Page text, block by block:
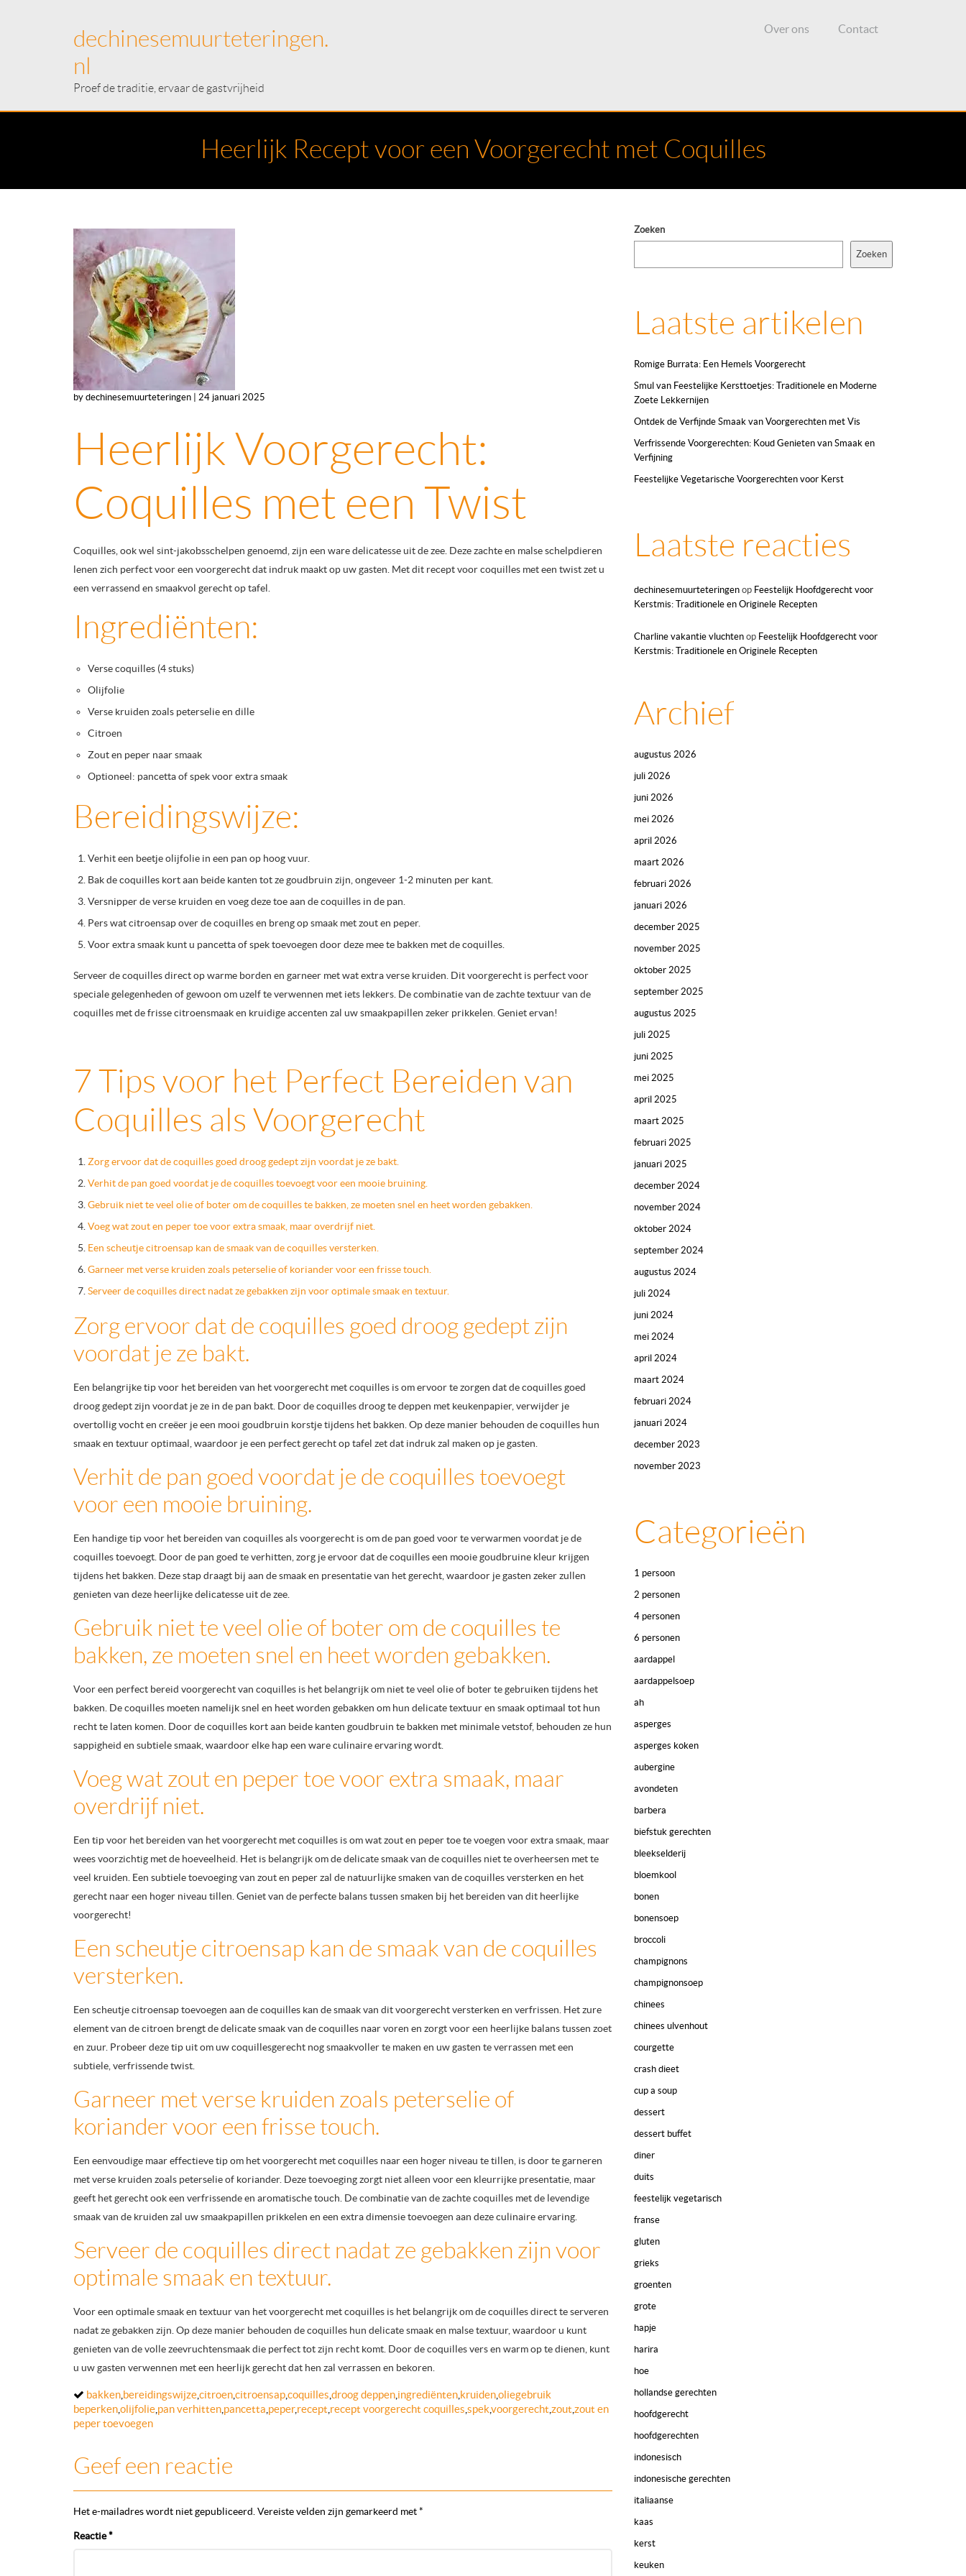
dechinesemuurteteringen.
nl
Proef de traditie, ervaar de gastvrijheid
Over ons Contact
Heerlijk Recept voor een Voorgerecht met Coquilles
by dechinesemuurteteringen | 24 januari 2025
Heerlijk Voorgerecht:
Coquilles met een Twist
Coquilles, ook wel sint-jakobsschelpen genoemd, zijn een ware delicatesse uit de zee. Deze zachte en malse schelpdieren
lenen zich perfect voor een voorgerecht dat indruk maakt op uw gasten. Met dit recept voor coquilles met een twist zet u
een verrassend en smaakvol gerecht op tafel.
Ingrediënten:
Verse coquilles (4 stuks)
Olijfolie
Verse kruiden zoals peterselie en dille
Citroen
Zout en peper naar smaak
Optioneel: pancetta of spek voor extra smaak
Bereidingswijze:
Verhit een beetje olijfolie in een pan op hoog vuur.
Bak de coquilles kort aan beide kanten tot ze goudbruin zijn, ongeveer 1-2 minuten per kant.
Versnipper de verse kruiden en voeg deze toe aan de coquilles in de pan.
Pers wat citroensap over de coquilles en breng op smaak met zout en peper.
Voor extra smaak kunt u pancetta of spek toevoegen door deze mee te bakken met de coquilles.
Serveer de coquilles direct op warme borden en garneer met wat extra verse kruiden. Dit voorgerecht is perfect voor
speciale gelegenheden of gewoon om uzelf te verwennen met iets lekkers. De combinatie van de zachte textuur van de
coquilles met de frisse citroensmaak en kruidige accenten zal uw smaakpapillen zeker prikkelen. Geniet ervan!
7 Tips voor het Perfect Bereiden van
Coquilles als Voorgerecht
Zorg ervoor dat de coquilles goed droog gedept zijn voordat je ze bakt.
Verhit de pan goed voordat je de coquilles toevoegt voor een mooie bruining.
Gebruik niet te veel olie of boter om de coquilles te bakken, ze moeten snel en heet worden gebakken.
Voeg wat zout en peper toe voor extra smaak, maar overdrijf niet.
Een scheutje citroensap kan de smaak van de coquilles versterken.
Garneer met verse kruiden zoals peterselie of koriander voor een frisse touch.
Serveer de coquilles direct nadat ze gebakken zijn voor optimale smaak en textuur.
Zorg ervoor dat de coquilles goed droog gedept zijn
voordat je ze bakt.
Een belangrijke tip voor het bereiden van het voorgerecht met coquilles is om ervoor te zorgen dat de coquilles goed
droog gedept zijn voordat je ze in de pan bakt. Door de coquilles droog te deppen met keukenpapier, verwijder je
overtollig vocht en creëer je een mooi goudbruin korstje tijdens het bakken. Op deze manier behouden de coquilles hun
smaak en textuur optimaal, waardoor je een perfect gerecht op tafel zet dat indruk zal maken op je gasten.
Verhit de pan goed voordat je de coquilles toevoegt
voor een mooie bruining.
Een handige tip voor het bereiden van coquilles als voorgerecht is om de pan goed voor te verwarmen voordat je de
coquilles toevoegt. Door de pan goed te verhitten, zorg je ervoor dat de coquilles een mooie goudbruine kleur krijgen
tijdens het bakken. Deze stap draagt bij aan de smaak en presentatie van het gerecht, waardoor je gasten zeker zullen
genieten van deze heerlijke delicatesse uit de zee.
Gebruik niet te veel olie of boter om de coquilles te
bakken, ze moeten snel en heet worden gebakken.
Voor een perfect bereid voorgerecht van coquilles is het belangrijk om niet te veel olie of boter te gebruiken tijdens het
bakken. De coquilles moeten namelijk snel en heet worden gebakken om hun delicate textuur en smaak optimaal tot hun
recht te laten komen. Door de coquilles kort aan beide kanten goudbruin te bakken met minimale vetstof, behouden ze hun
sappigheid en subtiele smaak, waardoor elke hap een ware culinaire ervaring wordt.
Voeg wat zout en peper toe voor extra smaak, maar
overdrijf niet.
Een tip voor het bereiden van het voorgerecht met coquilles is om wat zout en peper toe te voegen voor extra smaak, maar
wees voorzichtig met de hoeveelheid. Het is belangrijk om de delicate smaak van de coquilles niet te overheersen met te
veel kruiden. Een subtiele toevoeging van zout en peper zal de natuurlijke smaken van de coquilles versterken en het
gerecht naar een hoger niveau tillen. Geniet van de perfecte balans tussen smaken bij het bereiden van dit heerlijke
voorgerecht!
Een scheutje citroensap kan de smaak van de coquilles
versterken.
Een scheutje citroensap toevoegen aan de coquilles kan de smaak van dit voorgerecht versterken en verfrissen. Het zure
element van de citroen brengt de delicate smaak van de coquilles naar voren en zorgt voor een heerlijke balans tussen zoet
en zuur. Probeer deze tip uit om uw coquillesgerecht nog smaakvoller te maken en uw gasten te verrassen met een
subtiele, verfrissende twist.
Garneer met verse kruiden zoals peterselie of
koriander voor een frisse touch.
Een eenvoudige maar effectieve tip om het voorgerecht met coquilles naar een hoger niveau te tillen, is door te garneren
met verse kruiden zoals peterselie of koriander. Deze toevoeging zorgt niet alleen voor een kleurrijke presentatie, maar
geeft het gerecht ook een verfrissende en aromatische touch. De combinatie van de zachte coquilles met de levendige
smaak van de kruiden zal uw smaakpapillen prikkelen en een extra dimensie toevoegen aan deze culinaire ervaring.
Serveer de coquilles direct nadat ze gebakken zijn voor
optimale smaak en textuur.
Voor een optimale smaak en textuur van het voorgerecht met coquilles is het belangrijk om de coquilles direct te serveren
nadat ze gebakken zijn. Op deze manier behouden de coquilles hun delicate smaak en malse textuur, waardoor u kunt
genieten van de volle zeevruchtensmaak die perfect tot zijn recht komt. Door de coquilles vers en warm op te dienen, kunt
u uw gasten verwennen met een heerlijk gerecht dat hen zal verrassen en bekoren.
bakken bereidingswijzecitroencitroensapcoquilles droog deppen ingrediënten kruidenoliegebruik
beperkenolijfolie pan verhitten pancetta peper,recept recept voorgerecht coquilles spekvoorgerecht zout zout en
peper toevoegen
Geef een reactie
Het e-mailadres wordt niet gepubliceerd. Vereiste velden zijn gemarkeerd met*
Reactie*
Zoeken
Zoeken
Laatste artikelen
Romige Burrata: Een Hemels Voorgerecht
Smul van Feestelijke Kersttoetjes: Traditionele en Moderne
Zoete Lekkernijen
Ontdek de Verfijnde Smaak van Voorgerechten met Vis
Verfrissende Voorgerechten: Koud Genieten van Smaak en
Verfijning
Feestelijke Vegetarische Voorgerechten voor Kerst
Laatste reacties
dechinesemuurteteringen op Feestelijk Hoofdgerecht voor
Kerstmis: Traditionele en Originele Recepten
Charline vakantie vluchten op Feestelijk Hoofdgerecht voor
Kerstmis: Traditionele en Originele Recepten
Archief
augustus 2026
juli 2026
juni 2026
mei 2026
april 2026
maart 2026
februari 2026
januari 2026
december 2025
november 2025
oktober 2025
september 2025
augustus 2025
juli 2025
juni 2025
mei 2025
april 2025
maart 2025
februari 2025
januari 2025
december 2024
november 2024
oktober 2024
september 2024
augustus 2024
juli 2024
juni 2024
mei 2024
april 2024
maart 2024
februari 2024
januari 2024
december 2023
november 2023
Categorieën
1 persoon
2 personen
4 personen
6 personen
aardappel
aardappelsoep
ah
asperges
asperges koken
aubergine
avondeten
barbera
biefstuk gerechten
bleekselderij
bloemkool
bonen
bonensoep
broccoli
champignons
champignonsoep
chinees
chinees ulvenhout
courgette
crash dieet
cup a soup
dessert
dessert buffet
diner
duits
feestelijk vegetarisch
franse
gluten
grieks
groenten
grote
hapje
harira
hoe
hollandse gerechten
hoofdgerecht
hoofdgerechten
indonesisch
indonesische gerechten
italiaanse
kaas
kerst
keuken